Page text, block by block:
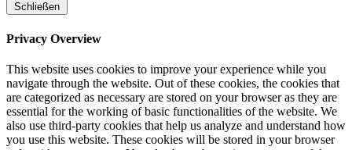
Schließen
Privacy Overview
This website uses cookies to improve your experience while you
navigate through the website. Out of these cookies, the cookies that
are categorized as necessary are stored on your browser as they are
essential for the working of basic functionalities of the website. We
also use third-party cookies that help us analyze and understand how
you use this website. These cookies will be stored in your browser